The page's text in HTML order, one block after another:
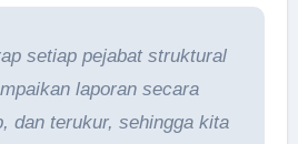
setiap pejabat struktural
laporan secara
dan terukur, sehingga kita